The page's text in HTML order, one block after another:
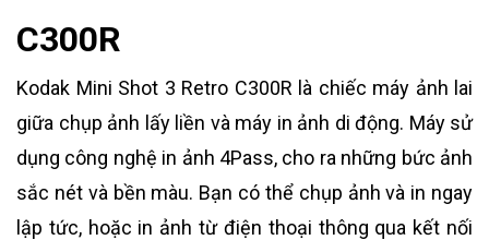
C300R
Kodak Mini Shot 3 Retro C300R là chiếc máy ảnh lai
giữa chụp ảnh lấy liền và máy in ảnh di động. Máy sử
dụng công nghệ in ảnh 4Pass, cho ra những bức ảnh
sắc nét và bền màu. Bạn có thể chụp ảnh và in ngay
lập tức, hoặc in ảnh từ điện thoại thông qua kết nối